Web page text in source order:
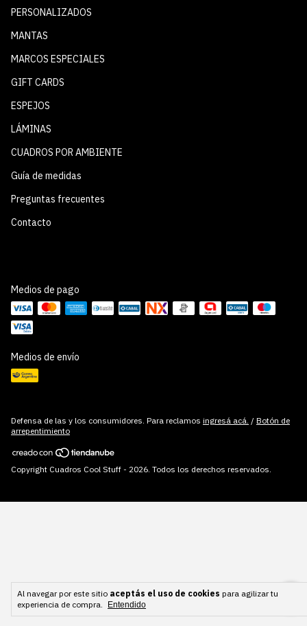
Al navegar por este sitio aceptás el uso de cookies para agilizar tu
experiencia de compra.
Entendido
PERSONALIZADOS
MANTAS
MARCOS ESPECIALES
GIFT CARDS
ESPEJOS
LÁMINAS
CUADROS POR AMBIENTE
Guía de medidas
Preguntas frecuentes
Contacto
Medios de pago
Medios de envío
Defensa de las y los consumidores. Para reclamos ingresá acá. / Botón de
arrepentimiento
Copyright Cuadros Cool Stuff - 2026. Todos los derechos reservados.